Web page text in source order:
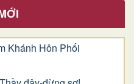
Khánh Hôn Phối